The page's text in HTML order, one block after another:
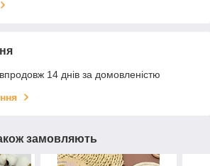
14 днів за домовленістю
замовляють